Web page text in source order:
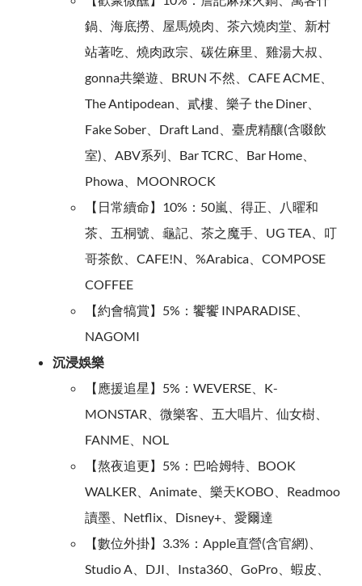
鍋、海底撈、屋馬燒肉、茶六燒肉堂、新村
站著吃、燒肉政宗、碳佐麻里、雞湯大叔、
gonna共樂遊、BRUN 不然、CAFE ACME、
The Antipodean、貳樓、樂子 the Diner、
Fake Sober、Draft Land、臺虎精釀(含啜飲
室)、ABV系列、Bar TCRC、Bar Home、
Phowa、MOONROCK
【日常續命】10%：50嵐、得正、八曜和
茶、五桐號、龜記、茶之魔手、UG TEA、叮
哥茶飲、CAFE!N、%Arabica、COMPOSE
COFFEE
【約會犒賞】5%：饗饗 INPARADISE、
NAGOMI
沉浸娛樂
【應援追星】5%：WEVERSE、K-
MONSTAR、微樂客、五大唱片、仙女樹、
FANME、NOL
【熬夜追更】5%：巴哈姆特、BOOK
WALKER、Animate、樂天KOBO、Readmoo
讀墨、Netflix、Disney+、愛爾達
【數位外掛】3.3%：Apple直營(含官網)、
Studio A、DJI、Insta360、GoPro、蝦皮、